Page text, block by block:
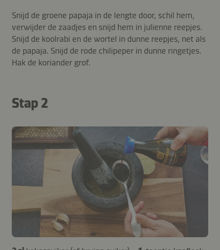
Snijd de groene papaja in de lengte door, schil hem,
verwijder de zaadjes en snijd hem in julienne reepjes.
Snijd de koolrabi en de wortel in dunne reepjes, net als
de papaja. Snijd de rode chilipeper in dunne ringetjes.
Hak de koriander grof.
Stap 2